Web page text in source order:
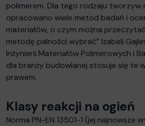
polimerem. Dla tego rodzaju tworzyw
opracowano wiele metod badań i
materiałów, o czym można
metodę palności wybrać” Izabeli
Inżynierii Materiałów Polimerowych i
dla branży budowlanej stosuje się te
prawem.
Klasy reakcji na ogień
Norma PN-EN 13501-1 (jej najnowsze